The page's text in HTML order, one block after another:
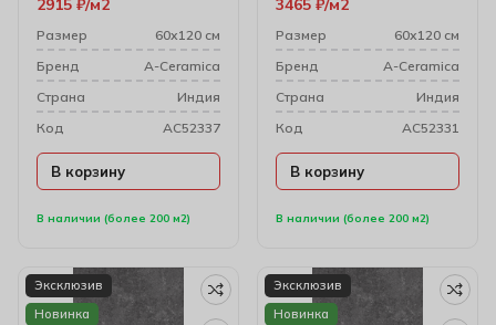
В наличии (более 200 м2)
2915 ₽ м2
Размер
60х120 см
Бренд
A-Ceramica
Cтрана
Индия
Код
AC52337
В корзину
В наличии (более 200 м2)
3465 ₽ м2
Размер
60х120 см
Бренд
A-Ceramica
Cтрана
Индия
Код
AC52331
В корзину
Эксклюзив
Новинка
Эксклюзив
Новинка